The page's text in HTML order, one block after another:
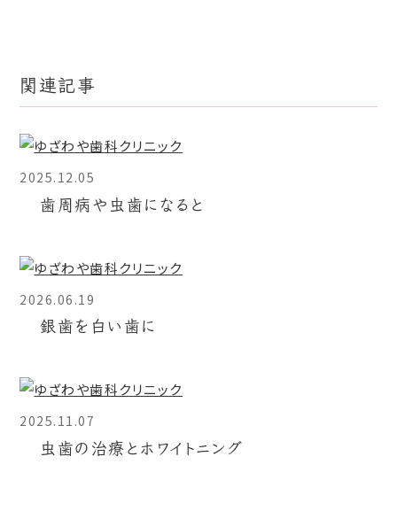
関連記事
2025.12.05
歯周病や虫歯になると
2026.06.19
銀歯を白い歯に
2025.11.07
虫歯の治療とホワイトニング